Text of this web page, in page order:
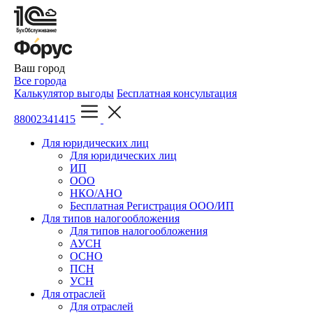
Ваш город
Все города
Калькулятор выгоды Бесплатная консультация
88002341415
Для юридических лиц
Для юридических лиц
ИП
ООО
НКО/АНО
Бесплатная Регистрация ООО/ИП
Для типов налогообложения
Для типов налогообложения
АУСН
ОСНО
ПСН
УСН
Для отраслей
Для отраслей